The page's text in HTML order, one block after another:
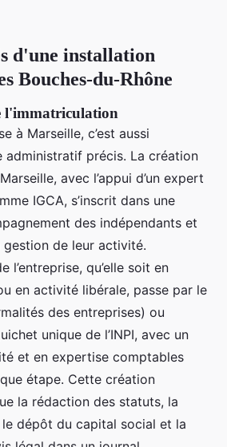
d'une installation
Bouches-du-Rhône
l'immatriculation
à Marseille, c’est aussi
administratif précis. La création
avec l’appui d’un expert
IGCA, s’inscrit dans une
des indépendants et
de leur activité.
l’entreprise, qu’elle soit en
en activité libérale, passe par le
des entreprises) ou
unique de l’INPI, avec un
et en expertise comptables
étape. Cette création
la rédaction des statuts, la
dépôt du capital social et la